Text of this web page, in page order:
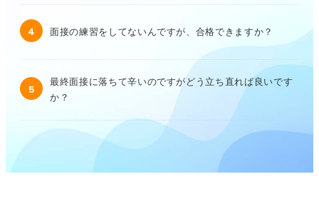
4 面接の練習をしてないんですが、合格できますか？
5
最終面接に落ちて辛いのですがどう立ち直れば良いです
か？